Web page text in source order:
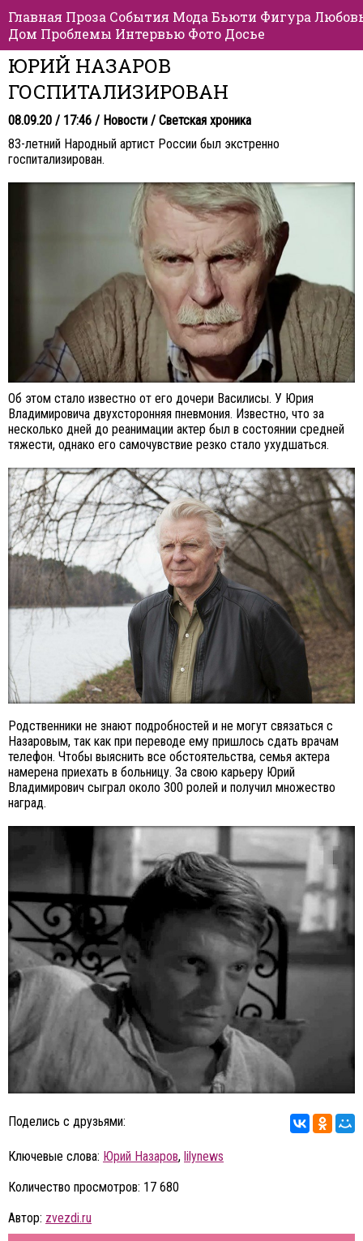
Главная Проза События Мода Бьюти Фигура
Дом Проблемы Интервью Фото Досье
ЮРИЙ НАЗАРОВ
ГОСПИТАЛИЗИРОВАН
08.09.20 / 17:46 / Новости / Светская хроника
83-летний Народный артист России был экстренно
госпитализирован.
Об этом стало известно от его дочери Василисы. У Юрия
Владимировича двухсторонняя пневмония. Известно, что за
несколько дней до реанимации актер был в состоянии средней
тяжести, однако его самочувствие резко стало ухудшаться.
Родственники не знают подробностей и не могут связаться с
Назаровым, так как при переводе ему пришлось сдать врачам
телефон. Чтобы выяснить все обстоятельства, семья актера
намерена приехать в больницу. За свою карьеру Юрий
Владимирович сыграл около 300 ролей и получил множество
наград.
Поделись с друзьями:
Ключевые слова: Юрий Назаров, lilynews
Количество просмотров: 17 680
Автор: zvezdi.ru